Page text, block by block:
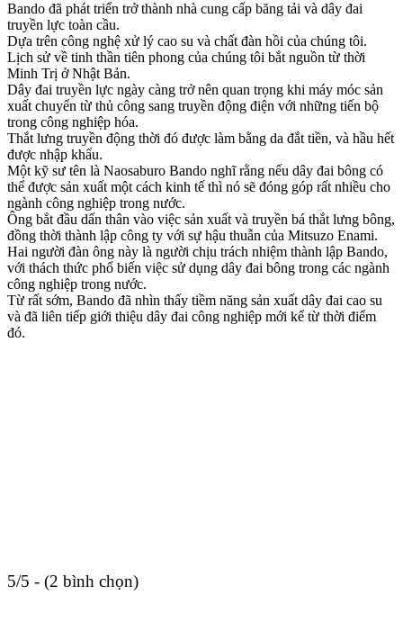
Bando đã phát triển trở thành nhà cung cấp băng tải và dây đai
truyền lực toàn cầu.
Dựa trên công nghệ xử lý cao su và chất đàn hồi của chúng tôi.
Lịch sử về tinh thần tiên phong của chúng tôi bắt nguồn từ thời
Minh Trị ở Nhật Bản.
Dây đai truyền lực ngày càng trở nên quan trọng khi máy móc sản
xuất chuyển từ thủ công sang truyền động điện với những tiến bộ
trong công nghiệp hóa.
Thắt lưng truyền động thời đó được làm bằng da đắt tiền, và hầu hết
được nhập khẩu.
Một kỹ sư tên là Naosaburo Bando nghĩ rằng nếu dây đai bông có
thể được sản xuất một cách kinh tế thì nó sẽ đóng góp rất nhiều cho
ngành công nghiệp trong nước.
Ông bắt đầu dấn thân vào việc sản xuất và truyền bá thắt lưng bông,
đồng thời thành lập công ty với sự hậu thuẫn của Mitsuzo Enami.
Hai người đàn ông này là người chịu trách nhiệm thành lập Bando,
với thách thức phổ biến việc sử dụng dây đai bông trong các ngành
công nghiệp trong nước.
Từ rất sớm, Bando đã nhìn thấy tiềm năng sản xuất dây đai cao su
và đã liên tiếp giới thiệu dây đai công nghiệp mới kể từ thời điểm
đó.
5/5 - (2 bình chọn)